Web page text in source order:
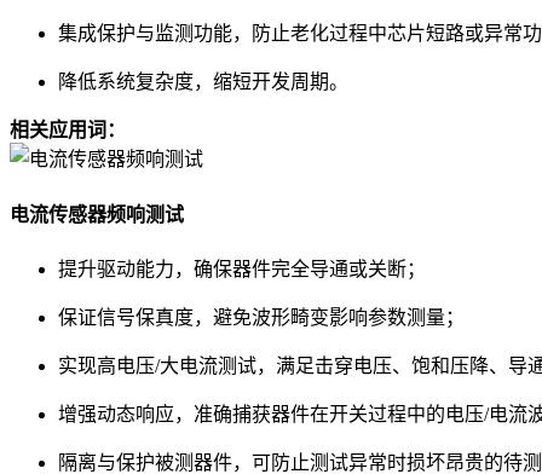
集成保护与监测功能，防止老化过程中芯片短路或异常
降低系统复杂度，缩短开发周期。
相关应用词：
电流传感器频响测试
提升驱动能力，确保器件完全导通或关断；
保证信号保真度，避免波形畸变影响参数测量；
实现高电压/大电流测试，满足击穿电压、饱和压降、导
增强动态响应，准确捕获器件在开关过程中的电压/电流
隔离与保护被测器件，可防止测试异常时损坏昂贵的待